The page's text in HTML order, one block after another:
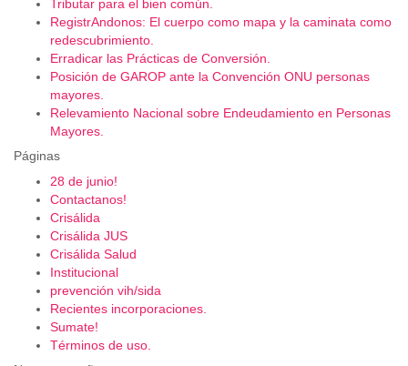
Tributar para el bien común.
RegistrAndonos: El cuerpo como mapa y la caminata como
redescubrimiento.
Erradicar las Prácticas de Conversión.
Posición de GAROP ante la Convención ONU personas
mayores.
Relevamiento Nacional sobre Endeudamiento en Personas
Mayores.
Páginas
28 de junio!
Contactanos!
Crisálida
Crisálida JUS
Crisálida Salud
Institucional
prevención vih/sida
Recientes incorporaciones.
Sumate!
Términos de uso.